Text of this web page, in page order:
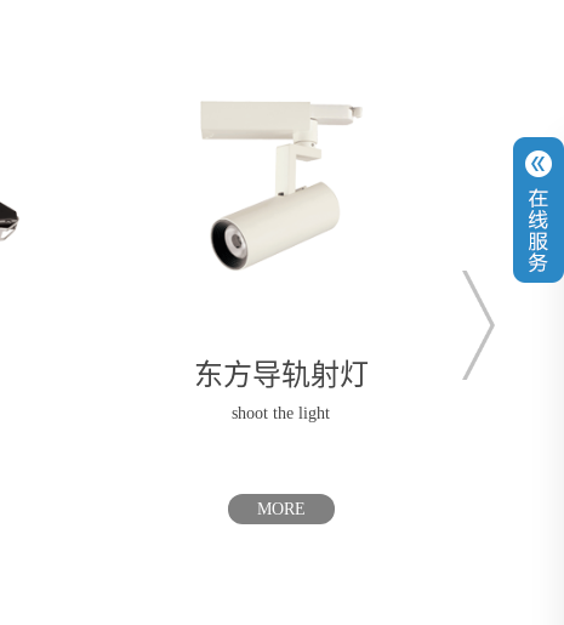
东方明装筒灯及吊灯
lamp and chandelier
MORE